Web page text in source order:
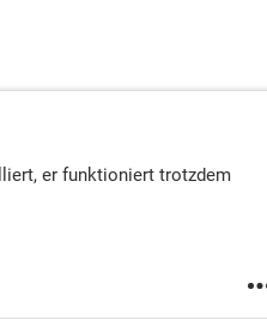
er funktioniert trotzdem